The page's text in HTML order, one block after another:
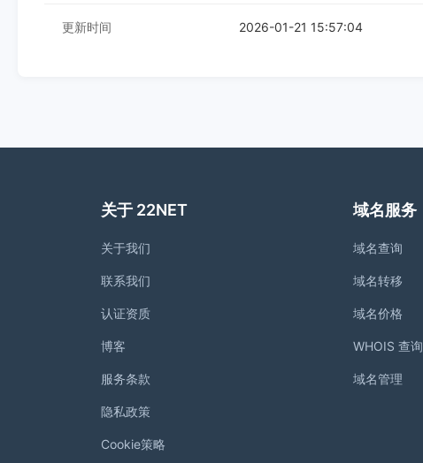
更新时间 2026-01-21 15:57:04
关于 22NET
关于我们
联系我们
认证资质
博客
服务条款
隐私政策
Cookie策略
域名服务
域名查询
域名转移
域名价格
WHOIS 查询
域名管理